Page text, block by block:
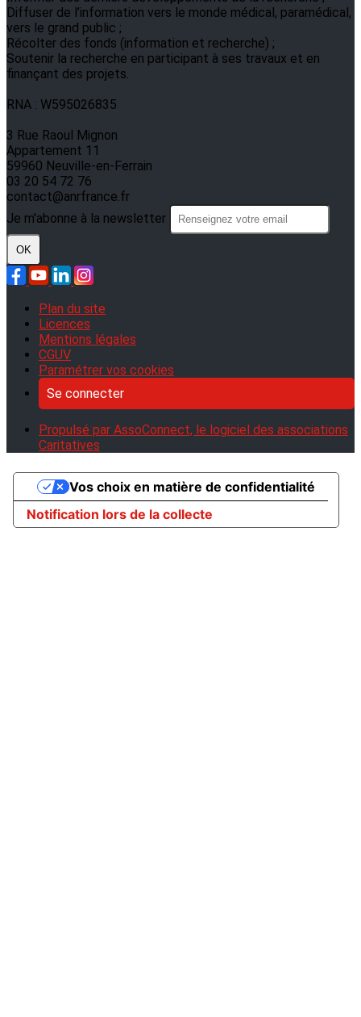
Diffuser de l’information vers le monde médical, paramédical,
vers le grand public ;
Récolter des fonds (information et recherche) ;
Soutenir la recherche en participant à ses travaux et en
finançant des projets.
RNA : W595026835
3 Rue Raoul Mignon
Appartement 11
59960 Neuville-en-Ferrain
03 20 54 72 76
contact@anrfrance.fr
Je m'abonne à la newsletter
OK
Plan du site
Licences
Mentions légales
CGUV
Paramétrer vos cookies
Se connecter
Propulsé par AssoConnect, le logiciel des associations
Caritatives
Notification lors de la collecte
Vos choix en matière de confidentialité